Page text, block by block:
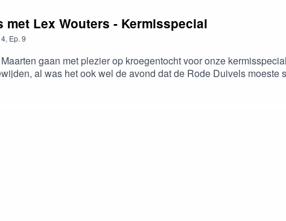
Lex Wouters - Kermisspecial
4, Ep. 9
gaan met plezier op kroegentocht voor onze
ongetwijfeld het gevolg als ge nog iedere week in het
Lex Was trouwens ook de eerste die babbelkousen mocht